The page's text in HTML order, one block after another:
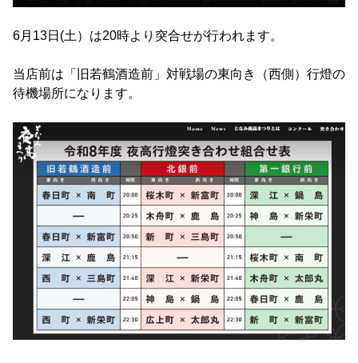
6月13日(土）は20時より突合せが行われます。
当店前は「旧若鶴酒造前」対戦場の東向き（西側）行燈の
待機場所になります。